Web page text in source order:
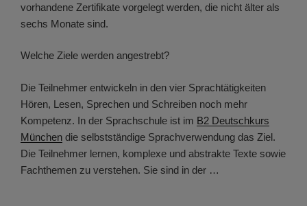
vorhandene Zertifikate vorgelegt werden, die nicht älter als
sechs Monate sind.
Welche Ziele werden angestrebt?
Die Teilnehmer entwickeln in den vier Sprachtätigkeiten
Hören, Lesen, Sprechen und Schreiben noch mehr
Kompetenz. In der Sprachschule ist im B2 Deutschkurs
München die selbstständige Sprachverwendung das Ziel.
Die Teilnehmer lernen, komplexe und abstrakte Texte sowie
Fachthemen zu verstehen. Sie sind in der …